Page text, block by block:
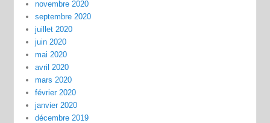
novembre 2020
septembre 2020
juillet 2020
juin 2020
mai 2020
avril 2020
mars 2020
février 2020
janvier 2020
décembre 2019